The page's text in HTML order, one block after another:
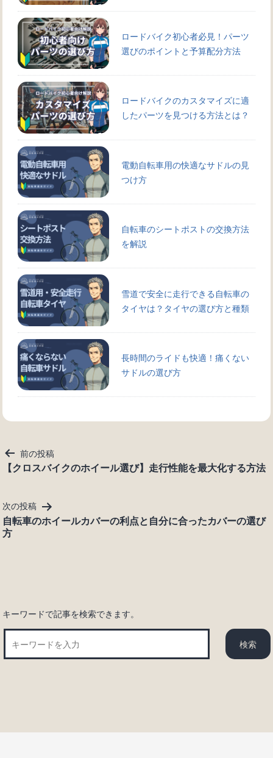
ロードバイク初心者必見！パーツ
選びのポイントと予算配分方法
ロードバイクのカスタマイズに適
したパーツを見つける方法とは？
電動自転車用の快適なサドルの見
つけ方
自転車のシートポストの交換方法
を解説
雪道で安全に走行できる自転車の
タイヤは？タイヤの選び方と種類
長時間のライドも快適！痛くない
サドルの選び方
投
稿
ゲ
ー
シ
前の投稿
【クロスバイクのホイール選び】走行性能を最大化する方法
次の投稿
自転車のホイールカバーの利点と自分に合ったカバーの選び
方
キーワードで記事を検索できます。